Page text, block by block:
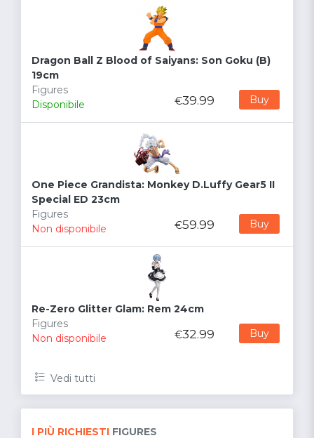
Dragon Ball Z Blood of Saiyans: Son Goku (B)
19cm
Figures
Disponibile
€39.99 Buy
One Piece Grandista: Monkey D.Luffy Gear5 II
Special ED 23cm
Figures
Non disponibile
€59.99 Buy
Re-Zero Glitter Glam: Rem 24cm
Figures
Non disponibile
€32.99 Buy
Vedi tutti
I PIÙ RICHIESTI FIGURES